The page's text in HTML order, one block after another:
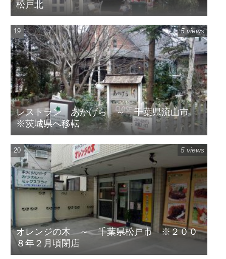
松戸北
レストラン あかげら ～ 千葉県流山市
※茨城県へ移転
5 views
オレンジの木 ～ 千葉県松戸市 ※２００
８年２月頃閉店
5 views